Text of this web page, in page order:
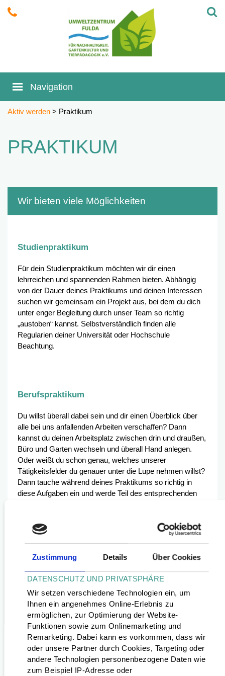
Zustimmung Details Über Cookies
DATENSCHUTZ UND PRIVATSPHÄRE
Wir setzen verschiedene Technologien ein, um
Ihnen ein angenehmes Online-Erlebnis zu
ermöglichen, zur Optimierung der Website-
Funktionen sowie zum Onlinemarketing und
Remarketing. Dabei kann es vorkommen, dass wir
oder unsere Partner durch Cookies, Targeting oder
andere Technologien personenbezogene Daten wie
zum Beispiel IP-Adresse oder
Aktiv werden > Praktikum
PRAKTIKUM
Wir bieten viele Möglichkeiten
Studienpraktikum
Für dein Studienpraktikum möchten wir dir einen
lehrreichen und spannenden Rahmen bieten. Abhängig
von der Dauer deines Praktikums und deinen Interessen
suchen wir gemeinsam ein Projekt aus, bei dem du dich
unter enger Begleitung durch unser Team so richtig
„austoben“ kannst. Selbstverständlich finden alle
Regularien deiner Universität oder Hochschule
Beachtung.
Berufspraktikum
Du willst überall dabei sein und dir einen Überblick über
alle bei uns anfallenden Arbeiten verschaffen? Dann
kannst du deinen Arbeitsplatz zwischen drin und draußen,
Büro und Garten wechseln und überall Hand anlegen.
Oder weißt du schon genau, welches unserer
Tätigkeitsfelder du genauer unter die Lupe nehmen willst?
Dann tauche während deines Praktikums so richtig in
diese Aufgaben ein und werde Teil des entsprechenden
Ferienpraktikum
Du willst die Ferien nutzen, um dich bei uns
Berufs- und Tätigkeitsfelder zu verschaffen? Wir freuen
uns, dich als Teil unseres Teams zu begrüßen und
werden gemeinsam mit dir einen Praktikumsplan
entwickeln, der deinen Interessen und Fähigkeiten
entgegenkommt und dir dabei hilft, dir einen Überblick
über unsere Arbeit zu verschaffen. Du hast eine konkrete
Idee, was du während deiner Zeit bei uns arbeiten
möchtest? Gerne setzen wir dich im Rahmen unserer